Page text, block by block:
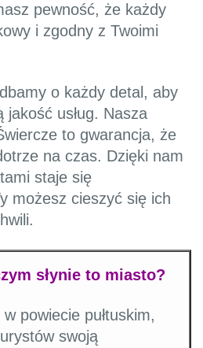
pewność, że każdy
i zgodny z Twoimi
o każdy detal, aby
jakość usług. Nasza
to gwarancja, że
na czas. Dzięki nam
staje się
możesz cieszyć się ich
słynie to miasto?
powiecie pułtuskim,
swoją